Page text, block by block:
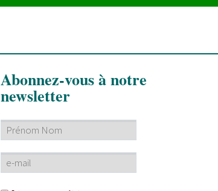
Abonnez-vous à notre
newsletter